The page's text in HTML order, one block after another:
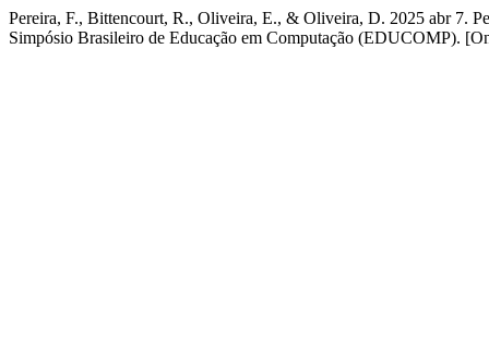
Pereira, F., Bittencourt, R., Oliveira, E., & Oliveira, D. 2025 abr 7.
Simpósio Brasileiro de Educação em Computação (EDUCOMP).